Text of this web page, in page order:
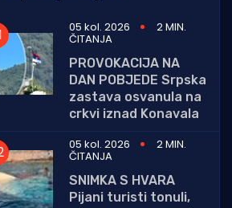
05 kol. 2026 2 MIN.
ČITANJA
PROVOKACIJA NA
DAN POBJEDE Srpska
zastava osvanula na
crkvi iznad Konavala
05 kol. 2026
2 MIN.
ČITANJA
SNIMKA S HVARA
Pijani turisti tonuli,